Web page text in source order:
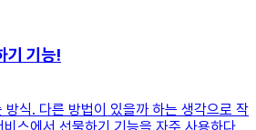
기 기능!
방식. 다른 방법이 있을까 하는 생각으로 작